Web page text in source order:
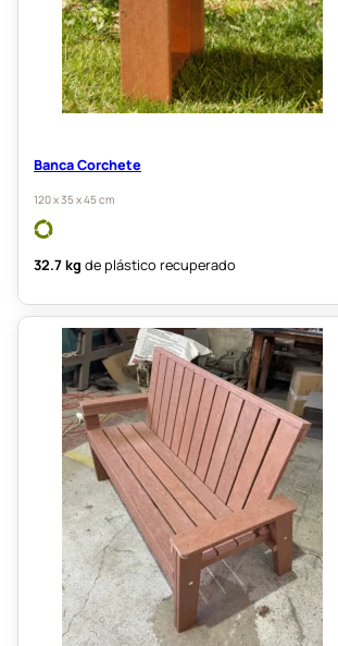
Banca Corchete
120 x 35 x 45 cm
32.7 kg de plástico recuperado